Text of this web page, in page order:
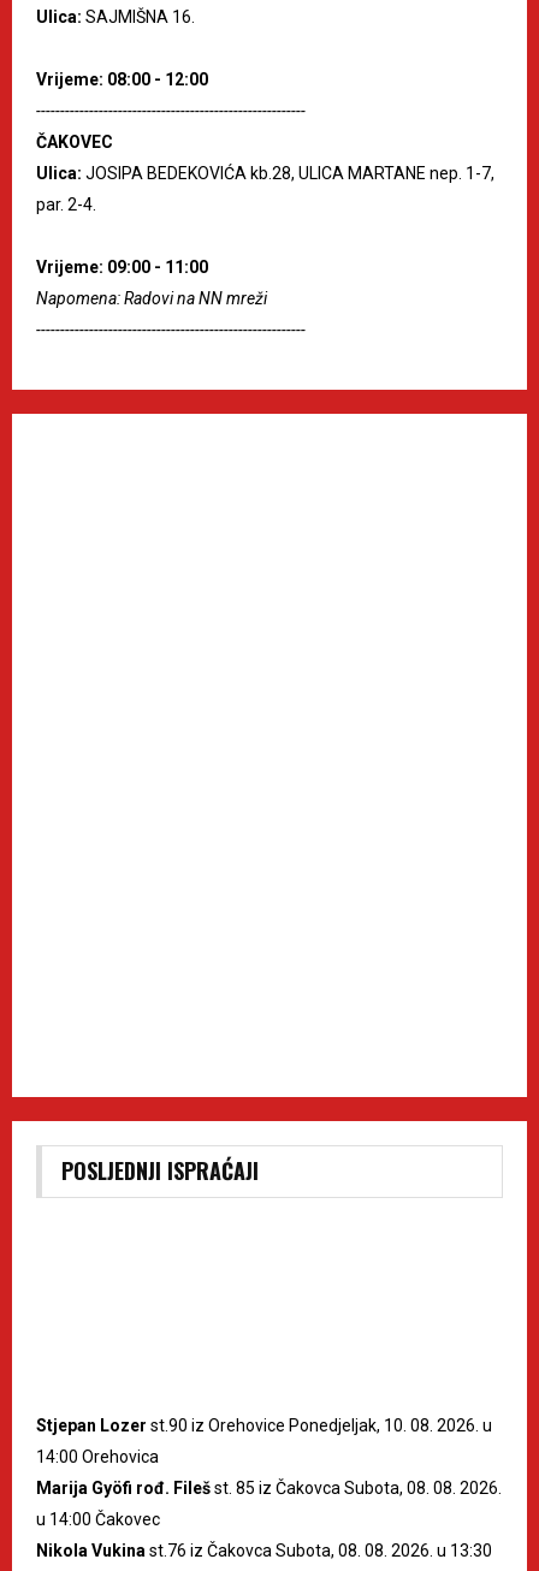
Ulica: SAJMIŠNA 16.
Vrijeme: 08:00 - 12:00
--------------------------------------------------------
ČAKOVEC
Ulica: JOSIPA BEDEKOVIĆA kb.28, ULICA MARTANE nep. 1-7,
par. 2-4.
Vrijeme: 09:00 - 11:00
Napomena: Radovi na NN mreži
--------------------------------------------------------
POSLJEDNJI ISPRAĆAJI
Stjepan Lozer st.90 iz Orehovice Ponedjeljak, 10. 08. 2026. u
14:00 Orehovica
Marija Gyöfi rođ. Filešst. 85 iz Čakovca Subota, 08. 08. 2026.
u 14:00 Čakovec
Nikola Vukinast.76 iz Čakovca Subota, 08. 08. 2026. u 13:30